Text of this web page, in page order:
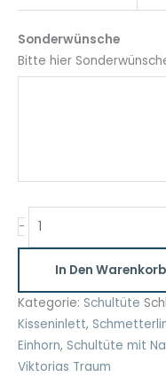
Sonderwünsche
Bitte hier
-
Namen
35
cm
und
In Den Warenkorb
Kategorie: Schultüte
Kisseninlett,
Einhorn, Schultüte mit
Viktorias Traum